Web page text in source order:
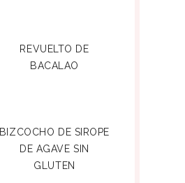
REVUELTO DE
BACALAO
BIZCOCHO DE SIROPE
DE AGAVE SIN
GLUTEN